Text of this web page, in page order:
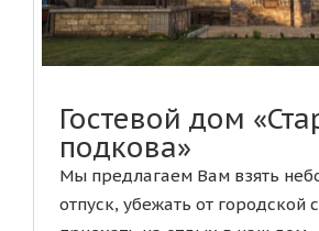
Гостевой дом
подкова»
Мы предлагаем Вам взять
отпуск, убежать от городской